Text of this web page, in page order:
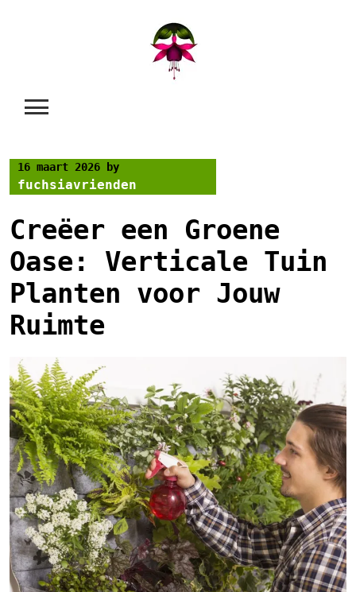
16 maart 2026 by
fuchsiavrienden
Creëer een Groene
Oase: Verticale Tuin
Planten voor Jouw
Ruimte